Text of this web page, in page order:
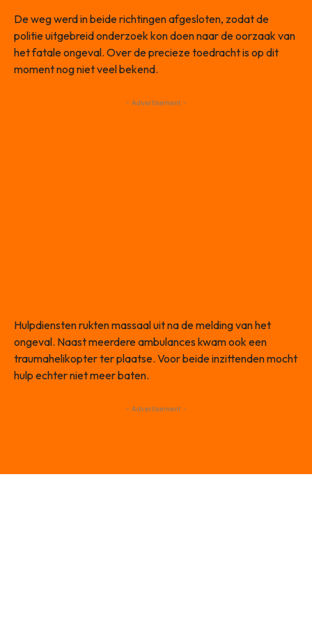
De weg werd in beide richtingen afgesloten, zodat de
politie uitgebreid onderzoek kon doen naar de oorzaak van
het fatale ongeval. Over de precieze toedracht is op dit
moment nog niet veel bekend.
- Advertisement -
Hulpdiensten rukten massaal uit na de melding van het
ongeval. Naast meerdere ambulances kwam ook een
traumahelikopter ter plaatse. Voor beide inzittenden mocht
hulp echter niet meer baten.
- Advertisement -